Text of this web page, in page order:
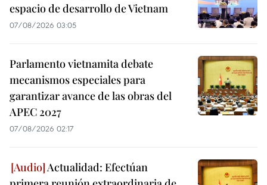
espacio de desarrollo de Vietnam
07/08/2026 03:05
Parlamento vietnamita debate
mecanismos especiales para
garantizar avance de las obras del
APEC 2027
07/08/2026 02:17
Actualidad: Efectúan